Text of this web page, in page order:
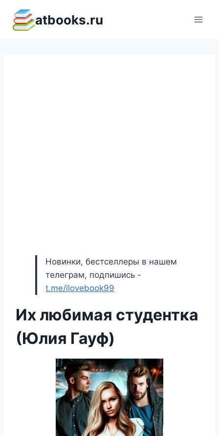
содержимому
atbooks.ru
Новинки, бестселлеры в нашем
телеграм, подпишись -
t.me/ilovebook99
Их любимая студентка
(Юлия Гауф)